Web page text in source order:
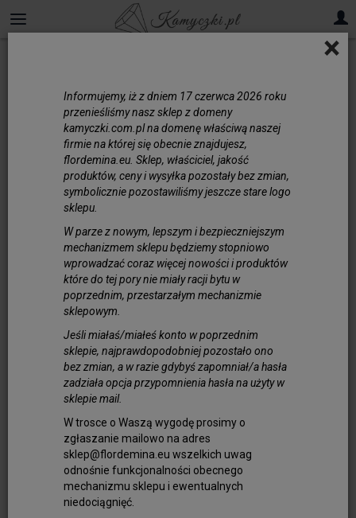
×
Informujemy, iż z dniem 17 czerwca 2026 roku
przenieśliśmy nasz sklep z domeny
kamyczki.com.pl na domenę właściwą naszej
firmie na której się obecnie znajdujesz,
flordemina.eu. Sklep, właściciel, jakość
produktów, ceny i wysyłka pozostały bez zmian,
symbolicznie pozostawiliśmy jeszcze stare logo
sklepu.
W parze z nowym, lepszym i bezpieczniejszym
mechanizmem sklepu będziemy stopniowo
wprowadzać coraz więcej nowości i produktów
które do tej pory nie miały racji bytu w
poprzednim, przestarzałym mechanizmie
sklepowym.
Jeśli miałaś/miałeś konto w poprzednim
sklepie, najprawdopodobniej pozostało ono
bez zmian, a w razie gdybyś zapomniał/a hasła
zadziała opcja przypomnienia hasła na użyty w
sklepie mail.
W trosce o Waszą wygodę prosimy o
zgłaszanie mailowo na adres
sklep@flordemina.eu wszelkich uwag
odnośnie funkcjonalności obecnego
mechanizmu sklepu i ewentualnych
niedociągnięć.
Koral Pomarańczowy Oponka 5x3 mm Plaster
56,00 zł
Do koszyka